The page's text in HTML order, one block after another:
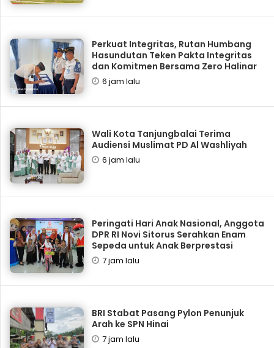
Perkuat Integritas, Rutan Humbang
Hasundutan Teken Pakta Integritas
dan Komitmen Bersama Zero Halinar
6 jam lalu
Wali Kota Tanjungbalai Terima
Audiensi Muslimat PD Al Washliyah
6 jam lalu
Peringati Hari Anak Nasional, Anggota
DPR RI Novi Sitorus Serahkan Enam
Sepeda untuk Anak Berprestasi
7 jam lalu
BRI Stabat Pasang Pylon Penunjuk
Arah ke SPN Hinai
7 jam lalu